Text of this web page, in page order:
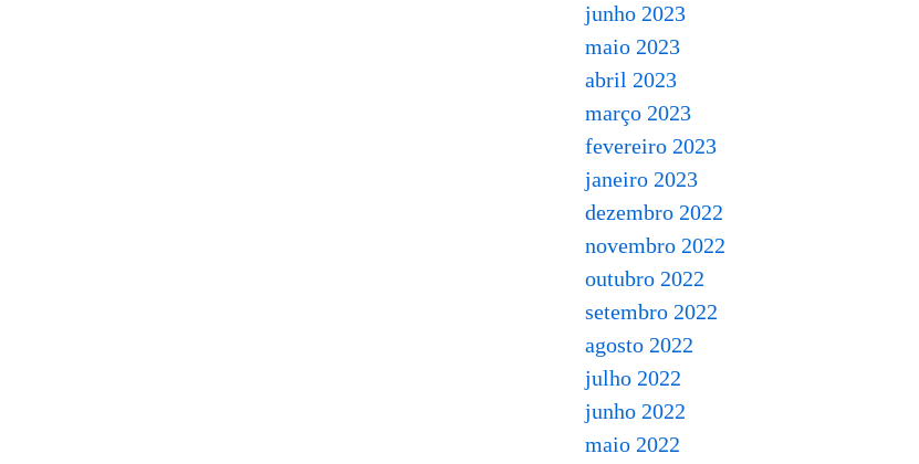
junho 2023
maio 2023
abril 2023
março 2023
fevereiro 2023
janeiro 2023
dezembro 2022
novembro 2022
outubro 2022
setembro 2022
agosto 2022
julho 2022
junho 2022
maio 2022